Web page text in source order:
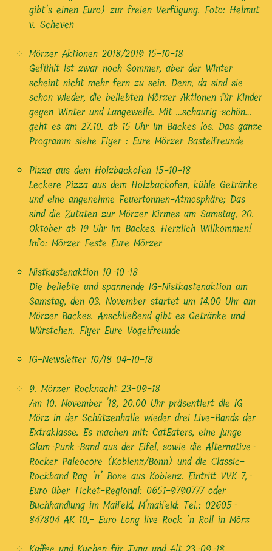
gibt’s einen Euro) zur freien Verfügung. Foto: Helmut
v. Scheven
Mörzer Aktionen 2018/2019 15-10-18
Gefühlt ist zwar noch Sommer, aber der Winter
scheint nicht mehr fern zu sein. Denn, da sind sie
schon wieder, die beliebten Mörzer Aktionen für Kinder
gegen Winter und Langeweile. Mit …schaurig-schön…
geht es am 27.10. ab 15 Uhr im Backes los. Das ganze
Programm siehe Flyer : Eure Mörzer Bastelfreunde
Pizza aus dem Holzbackofen 15-10-18
Leckere Pizza aus dem Holzbackofen, kühle Getränke
und eine angenehme Feuertonnen-Atmosphäre; Das
sind die Zutaten zur Mörzer Kirmes am Samstag, 20.
Oktober ab 19 Uhr im Backes. Herzlich Willkommen!
Info: Mörzer Feste Eure Mörzer
Nistkastenaktion 10-10-18
Die beliebte und spannende IG-Nistkastenaktion am
Samstag, den 03. November startet um 14.00 Uhr am
Mörzer Backes. Anschließend gibt es Getränke und
Würstchen. Flyer Eure Vogelfreunde
IG-Newsletter 10/18 04-10-18
9. Mörzer Rocknacht 23-09-18
Am 10. November '18, 20.00 Uhr präsentiert die IG
Mörz in der Schützenhalle wieder drei Live-Bands der
Extraklasse. Es machen mit: CatEaters, eine junge
Glam-Punk-Band aus der Eifel, sowie die Alternative-
Rocker Paleocore (Koblenz/Bonn) und die Classic-
Rockband Rag ’n’ Bone aus Koblenz. Eintritt VVK 7,-
Euro über Ticket-Regional: 0651-9790777 oder
Buchhandlung im Maifeld, M'maifeld: Tel.: 02605-
847804 AK 10,- Euro Long live Rock ‘n Roll in Mörz